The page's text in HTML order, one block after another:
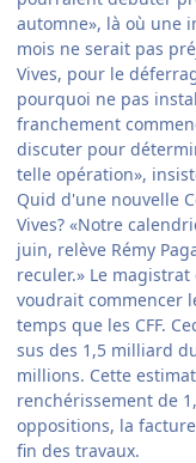
automne», là où une
mois ne serait pas
Vives, pour le
pourquoi ne pas
franchement
discuter pour
telle opération»,
Quid d'une nouvelle
Vives? «Notre
juin, relève Rémy
reculer.» Le
voudrait commencer
temps que les CFF.
sus des 1,5 milliard
millions. Cette
renchérissement de
oppositions, la
fin des travaux.